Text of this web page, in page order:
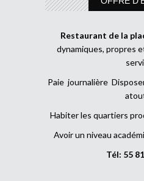
Restaurant de la
dynamiques, propres
Paie journalière
Habiter les quartiers
Avoir un niveau
Tél: 55